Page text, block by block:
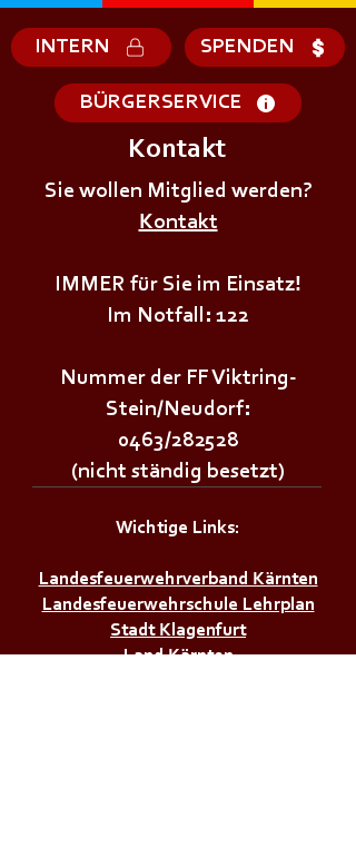
+++𝗘𝗥𝗦𝗧𝗘 - 𝗛𝗜𝗟𝗙𝗘
𝗞𝗨𝗥𝗦 𝗱𝗲𝗿
𝗝𝘂𝗴𝗲𝗻𝗱𝗳𝗲𝘂𝗲𝗿𝘄𝗲𝗵𝗿+++
INTERN SPENDEN
BÜRGERSERVICE
Kontakt
Sie wollen Mitglied werden?
Kontakt
IMMER für Sie im Einsatz!
Im Notfall: 122
Nummer der FF Viktring-
Stein/Neudorf:
0463/282528
(nicht ständig besetzt)
Wichtige Links:
Landesfeuerwehrverband Kärnten
Landesfeuerwehrschule Lehrplan
Stadt Klagenfurt
Land Kärnten